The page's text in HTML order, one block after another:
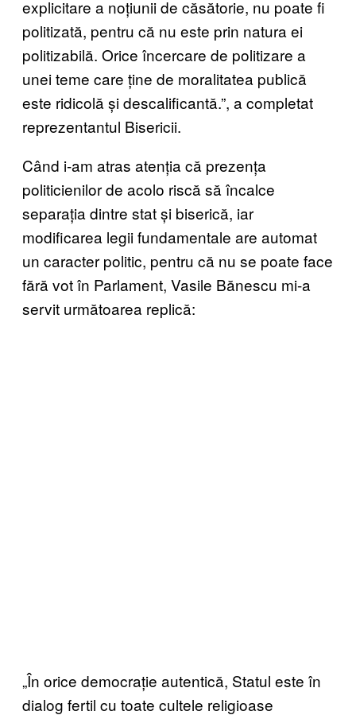
explicitare a noțiunii de căsătorie, nu poate fi
politizată, pentru că nu este prin natura ei
politizabilă. Orice încercare de politizare a
unei teme care ține de moralitatea publică
este ridicolă și descalificantă.”, a completat
reprezentantul Bisericii.
Când i-am atras atenția că prezența
politicienilor de acolo riscă să încalce
separația dintre stat și biserică, iar
modificarea legii fundamentale are automat
un caracter politic, pentru că nu se poate face
fără vot în Parlament, Vasile Bănescu mi-a
servit următoarea replică:
„În orice democrație autentică, Statul este în
dialog fertil cu toate cultele religioase